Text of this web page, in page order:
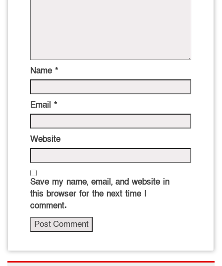
Name *
Email *
Website
Save my name, email, and website in
this browser for the next time I
comment.